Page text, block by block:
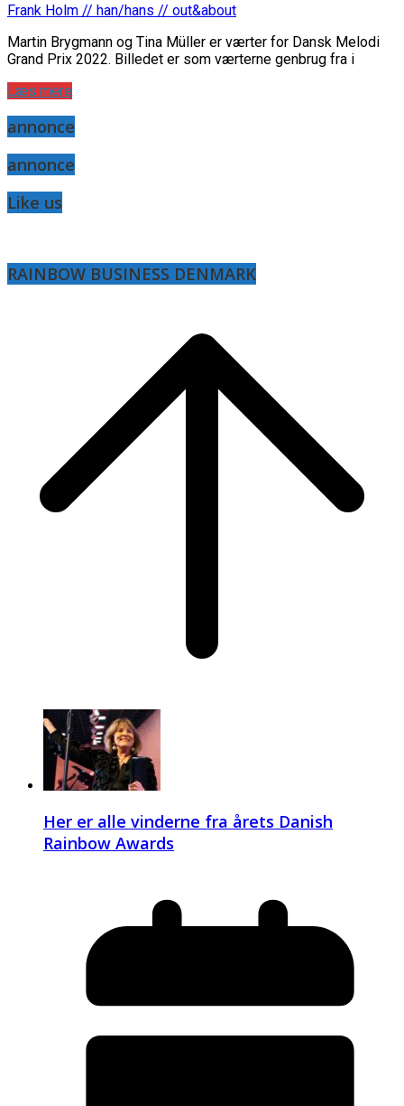
Frank Holm // han/hans // out&about
Martin Brygmann og Tina Müller er værter for Dansk Melodi
Grand Prix 2022. Billedet er som værterne genbrug fra i
Læs mere
annonce
annonce
Like us
RAINBOW BUSINESS DENMARK
Her er alle vinderne fra årets Danish
Rainbow Awards